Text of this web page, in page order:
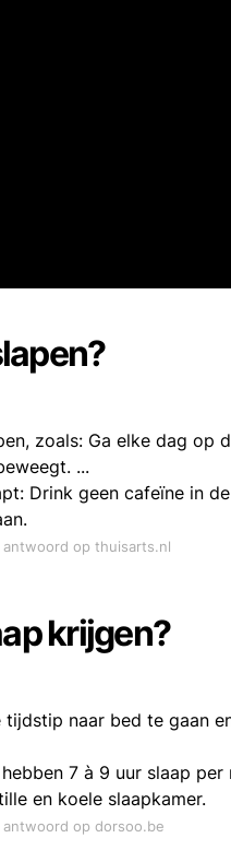
zoals: Ga elke dag op
...
Drink geen cafeïne in
antwoord op thuisarts.nl
krijgen?
naar bed te gaan
7 à 9 uur slaap per
en koele slaapkamer.
antwoord op dorsoo.be